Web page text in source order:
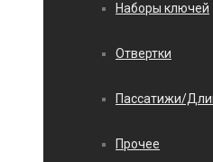
Наборы ключей
Отвертки
Пассатижи/
Прочее